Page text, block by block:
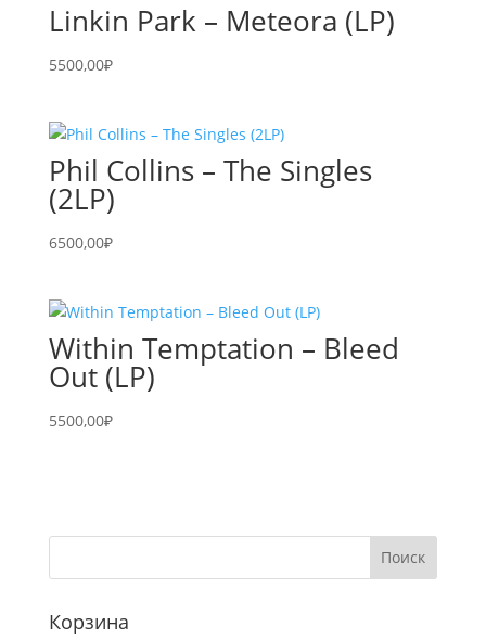
Linkin Park – Meteora (LP)
5500,00₽
Phil Collins – The Singles
(2LP)
6500,00₽
Within Temptation – Bleed
Out (LP)
5500,00₽
Корзина